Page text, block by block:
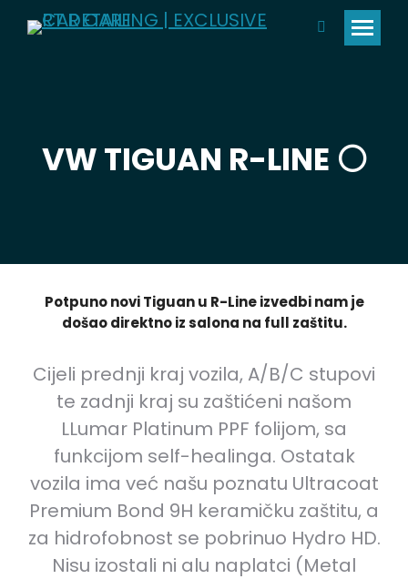
Pretraga:
VW TIGUAN R-LINE ⚪️
Potpuno novi Tiguan u R-Line izvedbi nam je
došao direktno iz salona na full zaštitu.
Cijeli prednji kraj vozila, A/B/C stupovi
te zadnji kraj su zaštićeni našom
LLumar Platinum PPF folijom, sa
funkcijom self-healinga. Ostatak
vozila ima već našu poznatu Ultracoat
Premium Bond 9H keramičku zaštitu, a
za hidrofobnost se pobrinuo Hydro HD.
Nisu izostali ni alu naplatci (Metal